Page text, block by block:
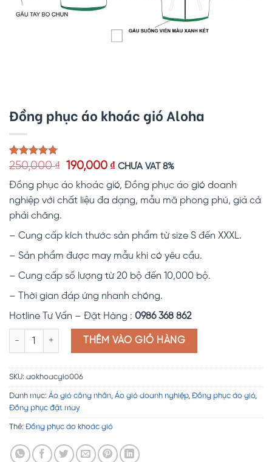
Đồng phục áo khoác gió Aloha
5.00trên 5
dựa trên
1
đánh giá
250,000₫
Giá
là:
250,000 ₫.
190,000 ₫Giá
hiện
tại
là:
CHƯA VAT 8%
Đồng phục áo khoác gió, Đồng phục áo gió doanh
nghiệp với chất liệu đa dạng, mẫu mã phong phú, giá cả
phải chăng.
– Cung cấp kích thước sản phẩm từ size S đến XXXL.
– Sản phẩm được may mẫu khi có yêu cầu.
– Cung cấp số lượng từ 20 bộ đến 10,000 bộ.
– Thời gian đáp ứng nhanh chóng.
Hotline Tư Vấn – Đặt Hàng : 0986 368 862
Đồng phục áo khoác gió Aloha số lượng
THÊM VÀO GIỎ HÀNG
SKU: aokhoacgio006
Danh mục: Áo gió công nhân, Áo gió doanh nghiệp, Đồng phục áo gió,
Đồng phục đặt may
Thẻ: Đồng phục áo khoác gió